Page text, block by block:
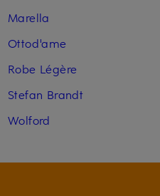
Marella
Ottod'ame
Robe Légère
Stefan Brandt
Wolford